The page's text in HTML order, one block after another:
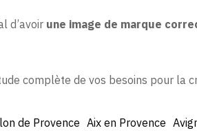
d’avoir une image de marque
complète de vos besoins pour la
de Provence Aix en Provence